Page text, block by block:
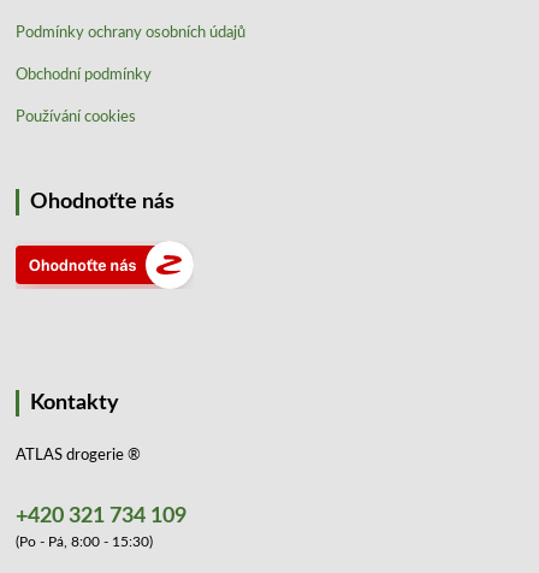
Podmínky ochrany osobních údajů
Obchodní podmínky
Používání cookies
Ohodnoťte nás
Kontakty
ATLAS drogerie ®
+420 321 734 109
(Po - Pá, 8:00 - 15:30)